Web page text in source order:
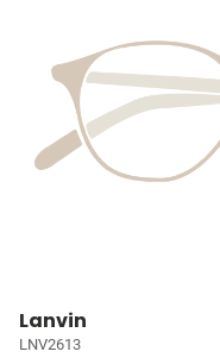
Lanvin
LNV2613